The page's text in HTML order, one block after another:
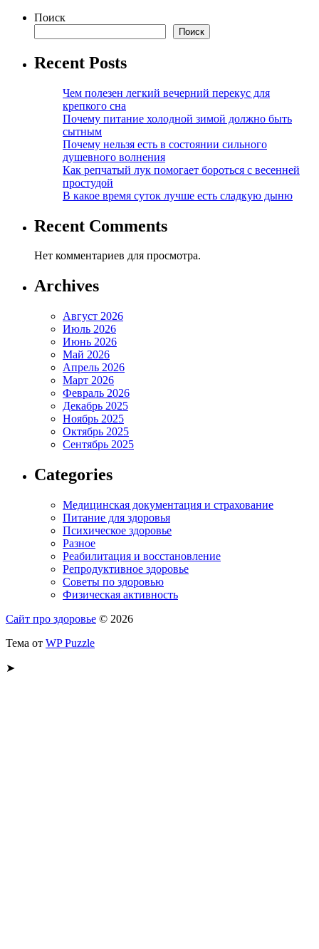
Поиск
Поиск
Recent Posts
Чем полезен легкий вечерний перекус для
крепкого сна
Почему питание холодной зимой должно быть
сытным
Почему нельзя есть в состоянии сильного
душевного волнения
Как репчатый лук помогает бороться с весенней
простудой
В какое время суток лучше есть сладкую дыню
Recent Comments
Нет комментариев для просмотра.
Archives
Август 2026
Июль 2026
Июнь 2026
Май 2026
Апрель 2026
Март 2026
Февраль 2026
Декабрь 2025
Ноябрь 2025
Октябрь 2025
Сентябрь 2025
Categories
Медицинская документация и страхование
Питание для здоровья
Психическое здоровье
Разное
Реабилитация и восстановление
Репродуктивное здоровье
Советы по здоровью
Физическая активность
Сайт про здоровье © 2026
Тема от WP Puzzle
➤